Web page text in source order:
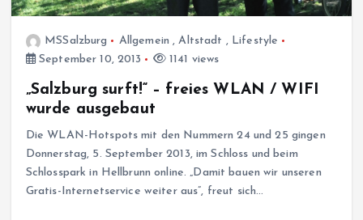
MSSalzburg Allgemein ,Altstadt , Lifestyle
September 10, 2013
1141 views
„Salzburg surft!“ – freies WLAN / WIFI
wurde ausgebaut
Die WLAN-Hotspots mit den Nummern 24 und 25 gingen
Donnerstag, 5. September 2013, im Schloss und beim
Schlosspark in Hellbrunn online. „Damit bauen wir unseren
Gratis-Internetservice weiter aus”, freut sich…